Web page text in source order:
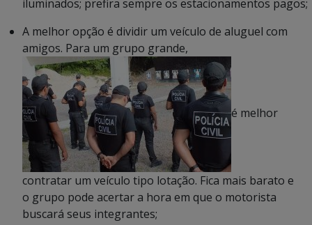
iluminados; prefira sempre os estacionamentos pagos;
A melhor opção é dividir um veículo de aluguel com
amigos. Para um grupo grande,
é melhor
contratar um veículo tipo lotação. Fica mais barato e
o grupo pode acertar a hora em que o motorista
buscará seus integrantes;